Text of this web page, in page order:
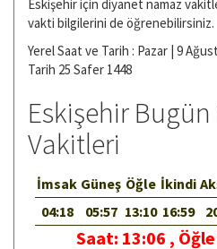
Eskişehir için diyanet namaz
vakti bilgilerini de öğrenebilirsiniz.
Yerel Saat ve Tarih : Pazar | 9
Tarih 25 Safer 1448
Eskişehir
Vakitleri
İmsak
04:18
Güneş
05:57
Öğle
13:10
İkindi
16:59
Saat: 13:06 ,